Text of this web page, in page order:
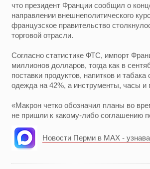
что президент Франции сообщил о
направлении внешнеполитического
французское правительство
торговой отрасли.
Согласно статистике ФТС, импорт
миллионов долларов, тогда как в
поставки продуктов, напитков и
одежда на 42%, а инструменты, часы и
«Макрон четко обозначил планы во
не пришли к какому-либо соглашению
Новости Перми в MAX -